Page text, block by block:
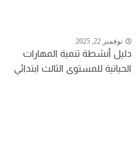
نوفمبر 22, 2025
دليل أنشطة تنمية المهارات
الحياتية للمستوى الثالث ابتدائي